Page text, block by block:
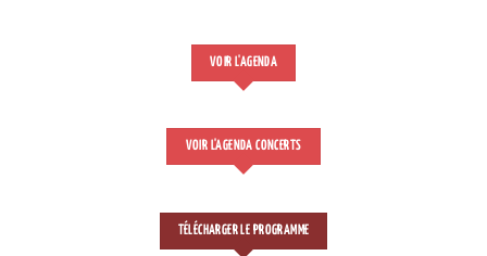
VOIR L'AGENDA
VOIR L'AGENDA CONCERTS
TÉLÉCHARGER LE PROGRAMME